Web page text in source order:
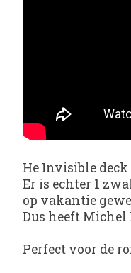
He Invisible
Er is echter 1
op vakantie
Dus heeft Michel
Perfect voor de